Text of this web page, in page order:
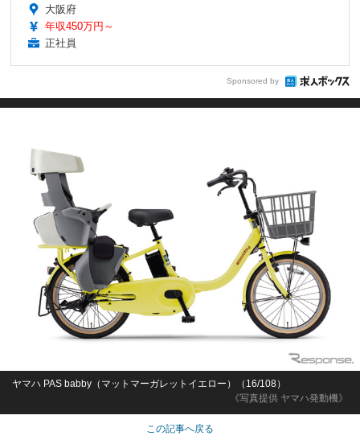
大阪府
年収450万円～
正社員
Sponsored by
《写真提供 ヤマハ発動機》
ヤマハ PAS babby（マットマーガレットイエロー）（16/108）
この記事へ戻る